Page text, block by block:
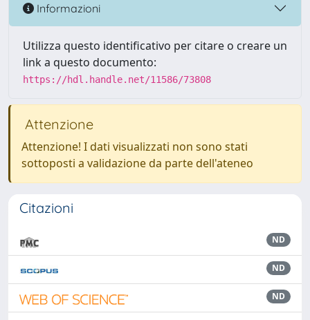
Informazioni
Utilizza questo identificativo per citare o creare un
link a questo documento:
https://hdl.handle.net/11586/73808
Attenzione
Attenzione! I dati visualizzati non sono stati
sottoposti a validazione da parte dell'ateneo
Citazioni
ND
ND
ND